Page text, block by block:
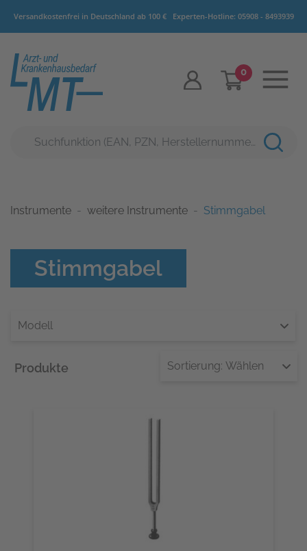
Versandkostenfrei in Deutschland ab 100 € Experten-Hotline: 05908 - 8493939
0
Instrumente weitere Instrumente Stimmgabel
Stimmgabel
Modell
Produkte Sortierung: Wählen